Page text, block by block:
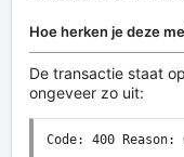
Hoe herken je deze
De transactie staat op
ongeveer zo uit:
Code: 400